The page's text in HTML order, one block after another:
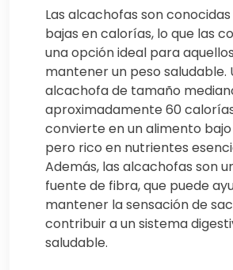
Las alcachofas son
bajas en calorías, lo que las
una opción ideal para
mantener un peso saludable.
alcachofa de tamaño
aproximadamente 60
convierte en un alimento
pero rico en nutrientes
Además, las alcachofas son
fuente de fibra, que puede
mantener la sensación de
contribuir a un sistema
saludable.